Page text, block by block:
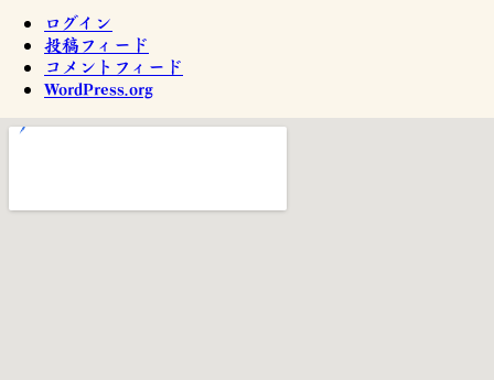
ログイン
投稿フィード
コメントフィード
WordPress.org